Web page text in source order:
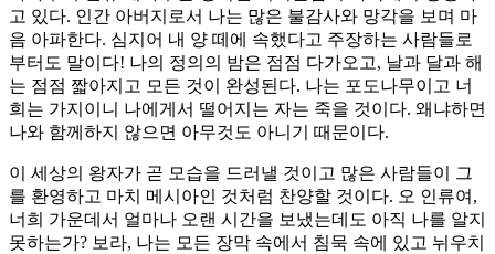
고 있다. 인간 아버지로서 나는 많은 불감사와 망각을 보며 마
음 아파한다. 심지어 내 양 떼에 속했다고 주장하는 사람들로
부터도 말이다! 나의 정의의 밤은 점점 다가오고, 날과 달과 해
는 점점 짧아지고 모든 것이 완성된다. 나는 포도나무이고 너
희는 가지이니 나에게서 떨어지는 자는 죽을 것이다. 왜냐하면
나와 함께하지 않으면 아무것도 아니기 때문이다.
이 세상의 왕자가 곧 모습을 드러낼 것이고 많은 사람들이 그
를 환영하고 마치 메시아인 것처럼 찬양할 것이다. 오 인류여,
너희 가운데서 얼마나 오랜 시간을 보냈는데도 아직 나를 알지
못하는가? 보라, 나는 모든 장막 속에서 침묵 속에 있고 뉘우치